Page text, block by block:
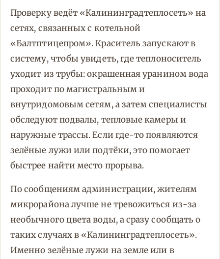
Проверку ведёт «Калининградтеплосеть» на
сетях, связанных с котельной
«Балтптицепром». Краситель запускают в
систему, чтобы увидеть, где теплоноситель
уходит из трубы: окрашенная уранином вода
проходит по магистральным и
внутридомовым сетям, а затем специалисты
обследуют подвалы, тепловые камеры и
наружные трассы. Если где-то появляются
зелёные лужи или подтёки, это помогает
быстрее найти место прорыва.
По сообщениям администрации, жителям
микрорайона лучше не тревожиться из-за
необычного цвета воды, а сразу сообщать о
таких случаях в «Калининградтеплосеть».
Именно зелёные лужи на земле или в